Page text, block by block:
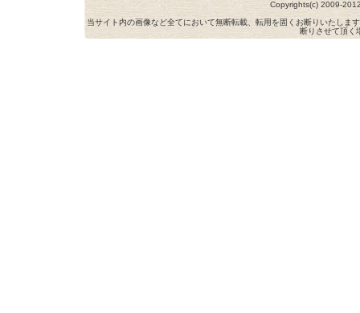
Copyrights(c) 2009-
当サイト内の画像など全てにおいて無断転載、転用を固くお断りいたしま
断りさせて頂く